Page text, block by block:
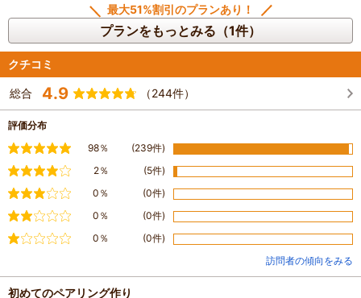
・とり天発祥の地「レストラン東洋軒」まで車で約１９分
・「宇佐神宮」まで車で約５８分
・「昭和ロマン蔵 豊後高田市」まで車で約１時間
・「由布院温泉」まで車で約５０分
・「亀の井別荘」まで車で約５４分
・「金鱗湖」まで車で約４６分
・「臼杵石仏（石仏磨崖仏）」まで３５分
・「九重“夢”大吊橋」まで車で約１時間
・「久住高原」まで車で約１時間１１分
******************************************************************
ご予約が取れない場合やお問い合わせは
こちらの番号までお気軽にご連絡ください。
097-507-2066（営業時間：8:30～18:00）
時間外はlnstagramのDMでも受付中！
@atelier_favor_official
ただし、対応できない場合は翌営業日にご返信させていただくことがありま
最大51%割引のプランあり！
プランをもっとみる（1件）
クチコミ
総合 4.9 （244件）
評価分布
満足98％ (239件)
やや満足
2％ (5件)
普通0％ (0件)
やや不満
0％ (0件)
不満0％
(0件)
訪問者の傾向をみる
初めてのペアリング作り